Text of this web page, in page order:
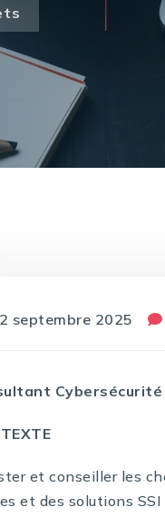
septembre 2025
et conseiller les
et des solutions